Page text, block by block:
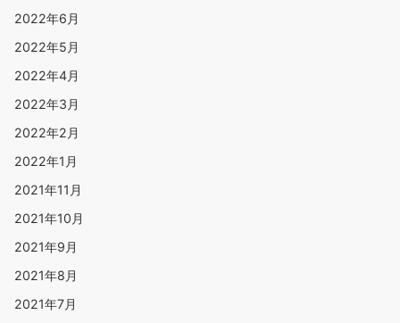
2022年6月
2022年5月
2022年4月
2022年3月
2022年2月
2022年1月
2021年11月
2021年10月
2021年9月
2021年8月
2021年7月